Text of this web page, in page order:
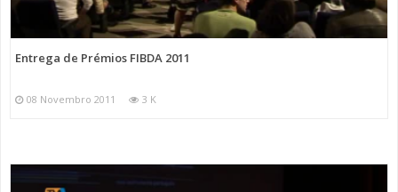
Entrega de Prémios FIBDA 2011
08 Novembro 2011 3 K